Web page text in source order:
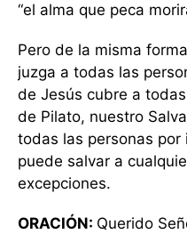
“el alma que peca
Pero de la misma
juzga a todas las
de Jesús cubre a
de Pilato, nuestro
todas las personas por
puede salvar a
excepciones.
ORACIÓN: Querido